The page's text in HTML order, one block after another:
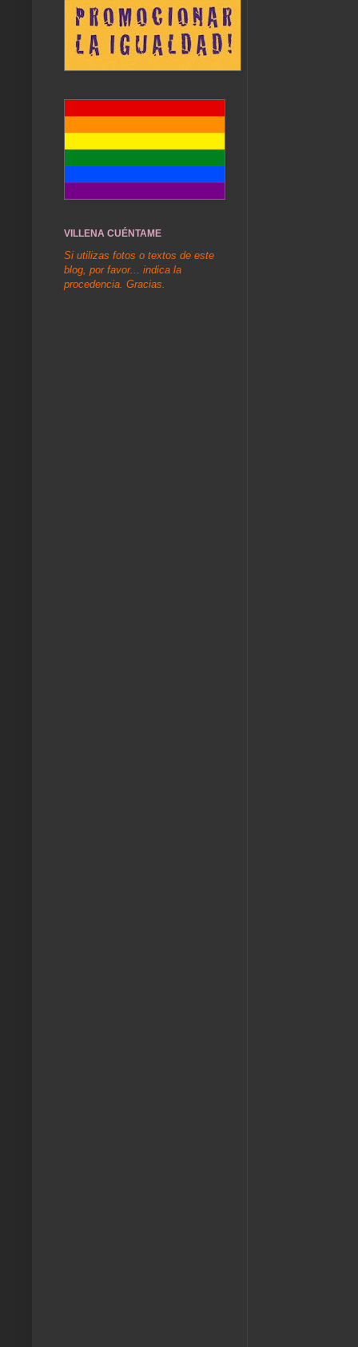
VILLENA CUÉNTAME
Si utilizas fotos o textos de este
blog, por favor... indica la
procedencia. Gracias.